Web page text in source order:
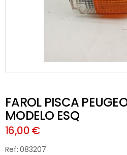
FAROL PISCA
MODELO ESQ
16,00 €
Ref: 083207